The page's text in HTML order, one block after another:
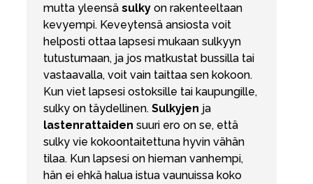
mutta yleensä sulky on rakenteeltaan
kevyempi. Keveytensä ansiosta voit
helposti ottaa lapsesi mukaan sulkyyn
tutustumaan, ja jos matkustat bussilla tai
vastaavalla, voit vain taittaa sen kokoon.
Kun viet lapsesi ostoksille tai kaupungille,
sulky on täydellinen. Sulkyjen ja
lastenrattaiden suuri ero on se, että
sulky vie kokoontaitettuna hyvin vähän
tilaa. Kun lapsesi on hieman vanhempi,
hän ei ehkä halua istua vaunuissa koko